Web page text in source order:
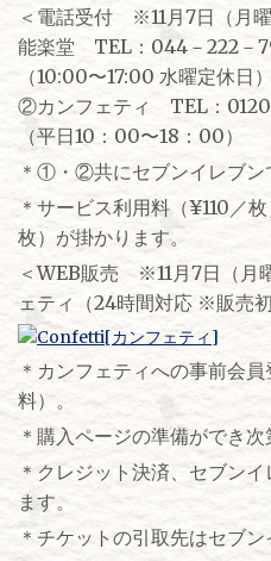
＜電話受付 ※11月7日（月
能楽堂 TEL：044－222－
（10:00〜17:00 水曜定休日）
②カンフェティ TEL：
（平日10：00〜18：00）
＊①・②共にセブンイレブン
＊サービス利用料（¥110／
枚）が掛かります。
＜WEB販売 ※11月7日（月
ェティ（24時間対応 ※販売
＊カンフェティへの事前会
料）。
＊購入ページの準備ができ次
＊クレジット決済、セブン
ます。
＊チケットの引取先はセブン